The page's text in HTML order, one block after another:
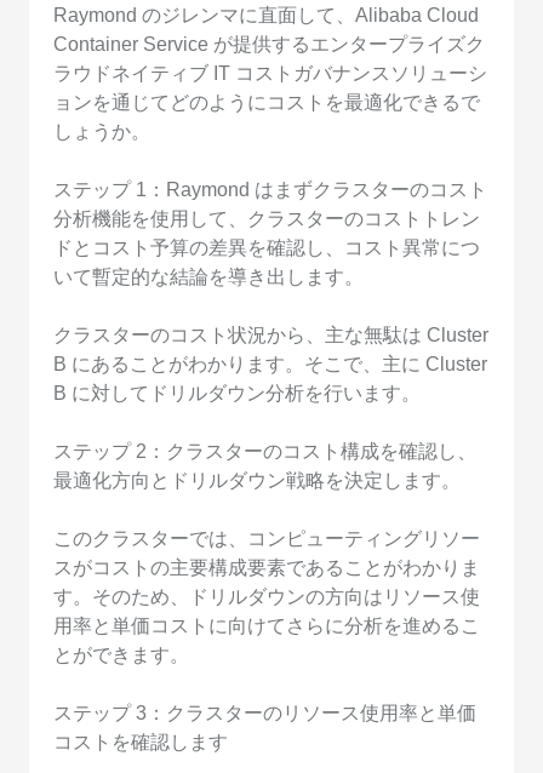
Raymond のジレンマに直面して、Alibaba Cloud
Container Service が提供するエンタープライズク
ラウドネイティブ IT コストガバナンスソリューシ
ョンを通じてどのようにコストを最適化できるで
しょうか。
ステップ 1：Raymond はまずクラスターのコスト
分析機能を使用して、クラスターのコストトレン
ドとコスト予算の差異を確認し、コスト異常につ
いて暫定的な結論を導き出します。
クラスターのコスト状況から、主な無駄は Cluster
B にあることがわかります。そこで、主に Cluster
B に対してドリルダウン分析を行います。
ステップ 2：クラスターのコスト構成を確認し、
最適化方向とドリルダウン戦略を決定します。
このクラスターでは、コンピューティングリソー
スがコストの主要構成要素であることがわかりま
す。そのため、ドリルダウンの方向はリソース使
用率と単価コストに向けてさらに分析を進めるこ
とができます。
ステップ 3：クラスターのリソース使用率と単価
コストを確認します